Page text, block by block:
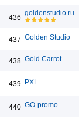
436
goldenstudio.ru
437 Golden Studio
438 Gold Carrot
439 PXL
440 GO-promo